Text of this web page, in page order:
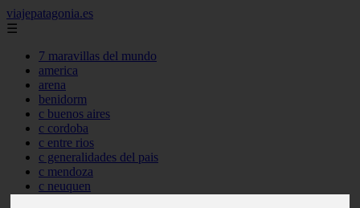
viajepatagonia.es
☰
7 maravillas del mundo
america
arena
benidorm
c buenos aires
c cordoba
c entre rios
c generalidades del pais
c mendoza
c neuquen